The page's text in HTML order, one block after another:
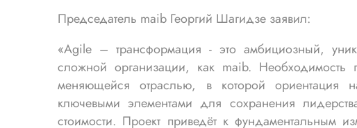
Председатель maib Георгий Шагидзе заявил:
«Agile – трансформация - это амбициозный,
сложной организации, как maib. Необходимость
меняющейся отраслью, в которой ориентация
ключевыми элементами для сохранения
стоимости. Проект приведёт к фундаментальным